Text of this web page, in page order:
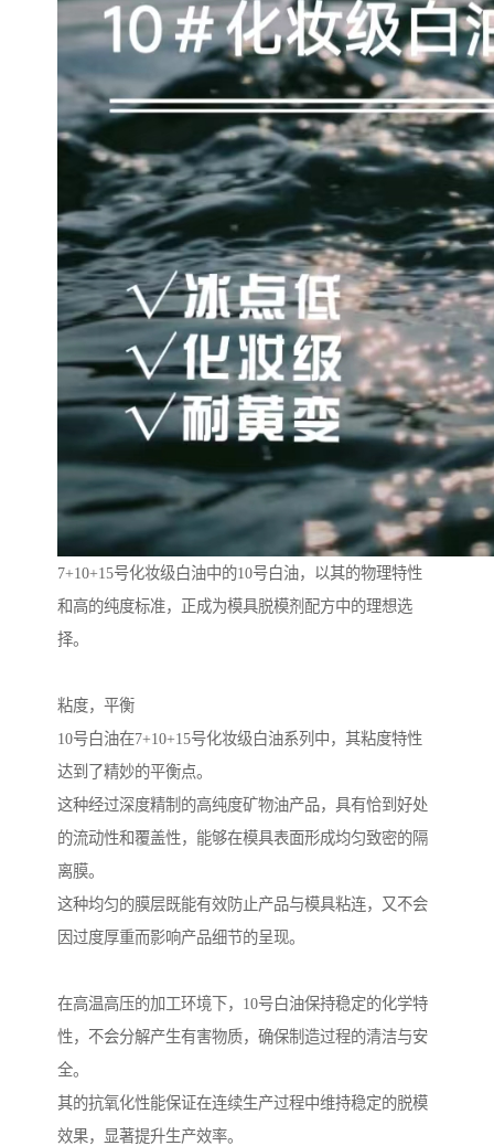
7+10+15号化妆级白油中的10号白油，以其的物理特性
和高的纯度标准，正成为模具脱模剂配方中的理想选
择。
粘度，平衡
10号白油在7+10+15号化妆级白油系列中，其粘度特性
达到了精妙的平衡点。
这种经过深度精制的高纯度矿物油产品，具有恰到好处
的流动性和覆盖性，能够在模具表面形成均匀致密的隔
离膜。
这种均匀的膜层既能有效防止产品与模具粘连，又不会
因过度厚重而影响产品细节的呈现。
在高温高压的加工环境下，10号白油保持稳定的化学特
性，不会分解产生有害物质，确保制造过程的清洁与安
全。
其的抗氧化性能保证在连续生产过程中维持稳定的脱模
效果，显著提升生产效率。